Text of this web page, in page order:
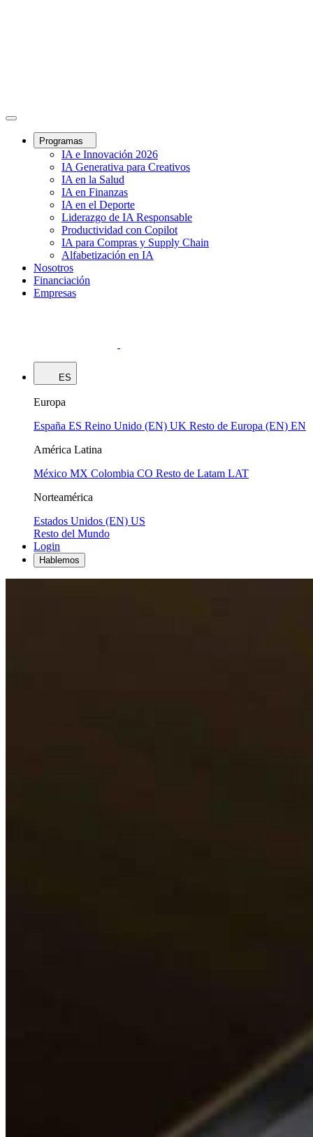
Programas
IA e Innovación 2026
IA Generativa para Creativos
IA en la Salud
IA en Finanzas
IA en el Deporte
Liderazgo de IA Responsable
Productividad con Copilot
IA para Compras y Supply Chain
Alfabetización en IA
Nosotros
Financiación
Empresas
ES
Europa
España ES Reino Unido (EN) UK Resto de Europa (EN) EN
América Latina
México MX Colombia CO Resto de Latam LAT
Norteamérica
Estados Unidos (EN) US
Resto del Mundo
Login
Hablemos